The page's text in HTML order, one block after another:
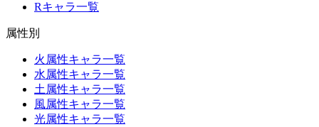
Rキャラ一覧
属性別
火属性キャラ一覧
水属性キャラ一覧
土属性キャラ一覧
風属性キャラ一覧
光属性キャラ一覧